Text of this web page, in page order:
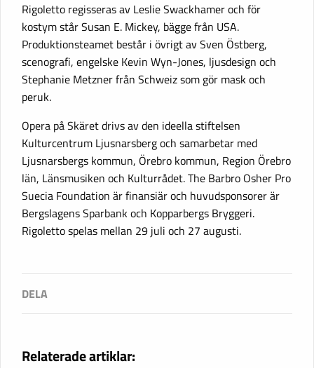
Rigoletto regisseras av Leslie Swackhamer och för
kostym står Susan E. Mickey, bägge från USA.
Produktionsteamet består i övrigt av Sven Östberg,
scenografi, engelske Kevin Wyn-Jones, ljusdesign och
Stephanie Metzner från Schweiz som gör mask och
peruk.
Opera på Skäret drivs av den ideella stiftelsen
Kulturcentrum Ljusnarsberg och samarbetar med
Ljusnarsbergs kommun, Örebro kommun, Region Örebro
län, Länsmusiken och Kulturrådet. The Barbro Osher Pro
Suecia Foundation är finansiär och huvudsponsorer är
Bergslagens Sparbank och Kopparbergs Bryggeri.
Rigoletto spelas mellan 29 juli och 27 augusti.
Relaterade artiklar: